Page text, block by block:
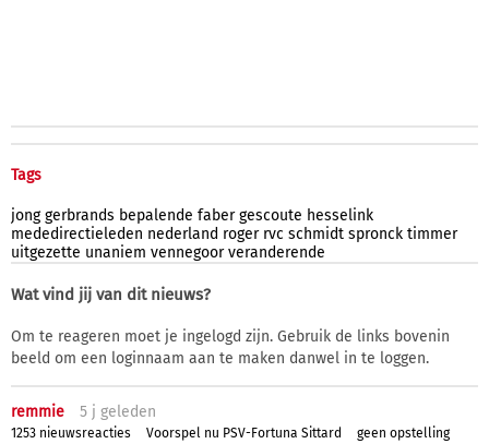
Tags
jong gerbrands bepalende faber gescoute hesselink
mededirectieleden nederland roger rvc schmidt spronck timmer
uitgezette unaniem vennegoor veranderende
Wat vind jij van dit nieuws?
Om te reageren moet je ingelogd zijn. Gebruik de links bovenin
beeld om een loginnaam aan te maken danwel in te loggen.
remmie 5 j geleden
1253 nieuwsreacties Voorspel nu PSV-Fortuna Sittard geen opstelling